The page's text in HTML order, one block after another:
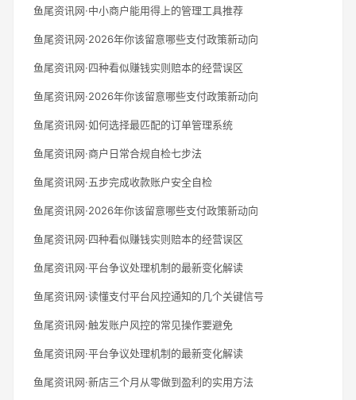
鱼尾资讯网·中小商户能用得上的管理工具推荐
鱼尾资讯网·2026年你该留意哪些支付政策新动向
鱼尾资讯网·四种看似赚钱实则赔本的经营误区
鱼尾资讯网·2026年你该留意哪些支付政策新动向
鱼尾资讯网·如何选择最匹配的订单管理系统
鱼尾资讯网·商户日常合规自检七步法
鱼尾资讯网·五步完成收款账户安全自检
鱼尾资讯网·2026年你该留意哪些支付政策新动向
鱼尾资讯网·四种看似赚钱实则赔本的经营误区
鱼尾资讯网·平台争议处理机制的最新变化解读
鱼尾资讯网·读懂支付平台风控通知的几个关键信号
鱼尾资讯网·触发账户风控的常见操作要避免
鱼尾资讯网·平台争议处理机制的最新变化解读
鱼尾资讯网·新店三个月从零做到盈利的实用方法